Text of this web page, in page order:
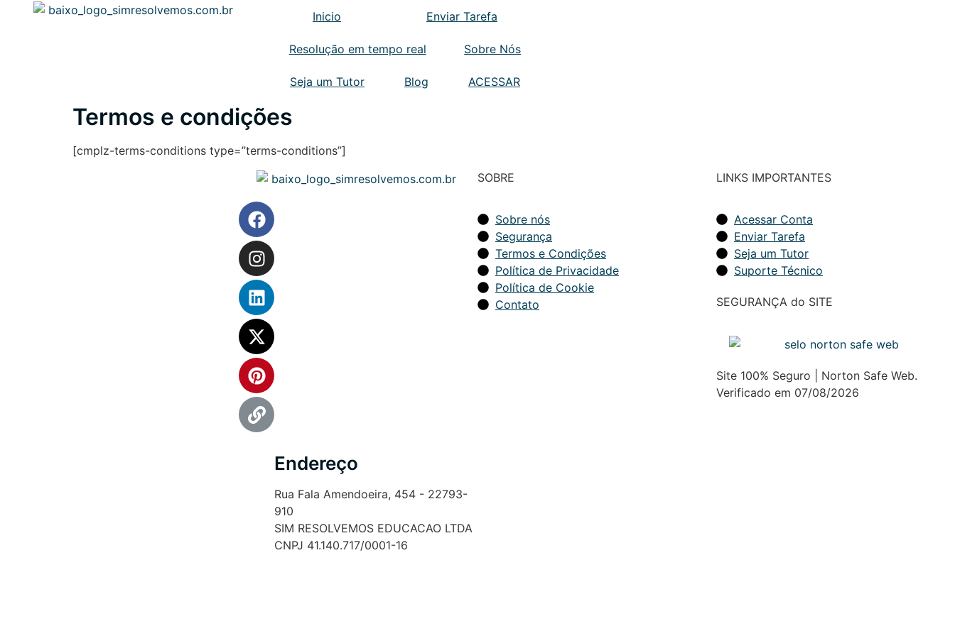
Inicio Enviar Tarefa
Resolução em tempo real Sobre Nós
Seja um Tutor Blog ACESSAR
Termos e condições
[cmplz-terms-conditions type=”terms-conditions”]
Endereço
Rua Fala Amendoeira, 454 - 22793-
910
SIM RESOLVEMOS EDUCACAO LTDA
CNPJ 41.140.717/0001-16
SOBRE
Sobre nós
Segurança
Termos e Condições
Política de Privacidade
Política de Cookie
Contato
LINKS IMPORTANTES
Acessar Conta
Enviar Tarefa
Seja um Tutor
Suporte Técnico
SEGURANÇA do SITE
Site 100% Seguro | Norton Safe Web.
Verificado em 07/08/2026